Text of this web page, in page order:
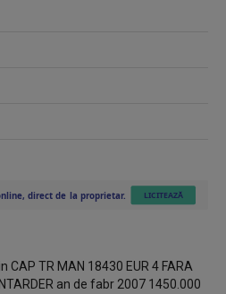
CAP TR MAN 18430 EUR 4 FARA
an de fabr 2007 1450.000